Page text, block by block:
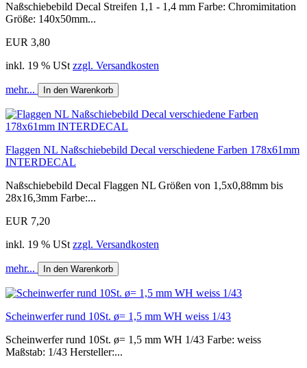
Naßschiebebild Decal Streifen 1,1 - 1,4 mm Farbe: Chromimitation
Größe: 140x50mm...
EUR 3,80
inkl. 19 % USt zzgl. Versandkosten
mehr... In den Warenkorb
Flaggen NL Naßschiebebild Decal verschiedene Farben 178x61mm
INTERDECAL
Naßschiebebild Decal Flaggen NL Größen von 1,5x0,88mm bis
28x16,3mm Farbe:...
EUR 7,20
inkl. 19 % USt zzgl. Versandkosten
mehr... In den Warenkorb
Scheinwerfer rund 10St. ø= 1,5 mm WH weiss 1/43
Scheinwerfer rund 10St. ø= 1,5 mm WH 1/43 Farbe: weiss
Maßstab: 1/43 Hersteller:...